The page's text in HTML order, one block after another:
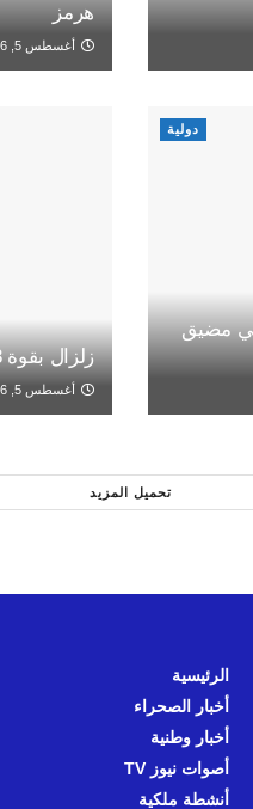
هرمز
أغسطس 5, 2026
دولية
في مضيق
زلزال بقوة 6,3 درجات يضرب جنوب الفيليبين
أغسطس 5, 2026
تحميل المزيد
الرئيسية
أخبار الصحراء
أخبار وطنية
أصوات نيوز TV
أنشطة ملكية